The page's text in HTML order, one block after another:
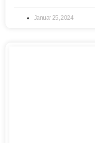
Januar 25, 2024